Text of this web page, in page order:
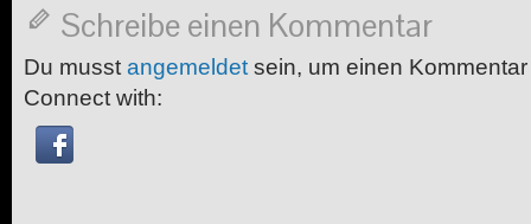
Schreibe einen Kommentar
Du musst angemeldet sein, um einen
Connect with: